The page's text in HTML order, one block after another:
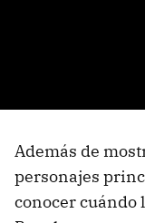
Además de
personajes
conocer cuándo